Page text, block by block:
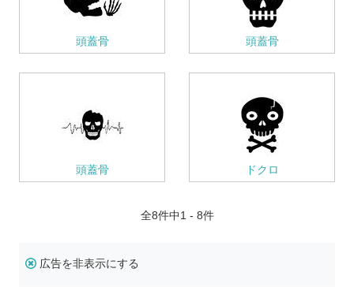
頭蓋骨 頭蓋骨
頭蓋骨 ドクロ
全8件中1 - 8件
広告を非表示にする